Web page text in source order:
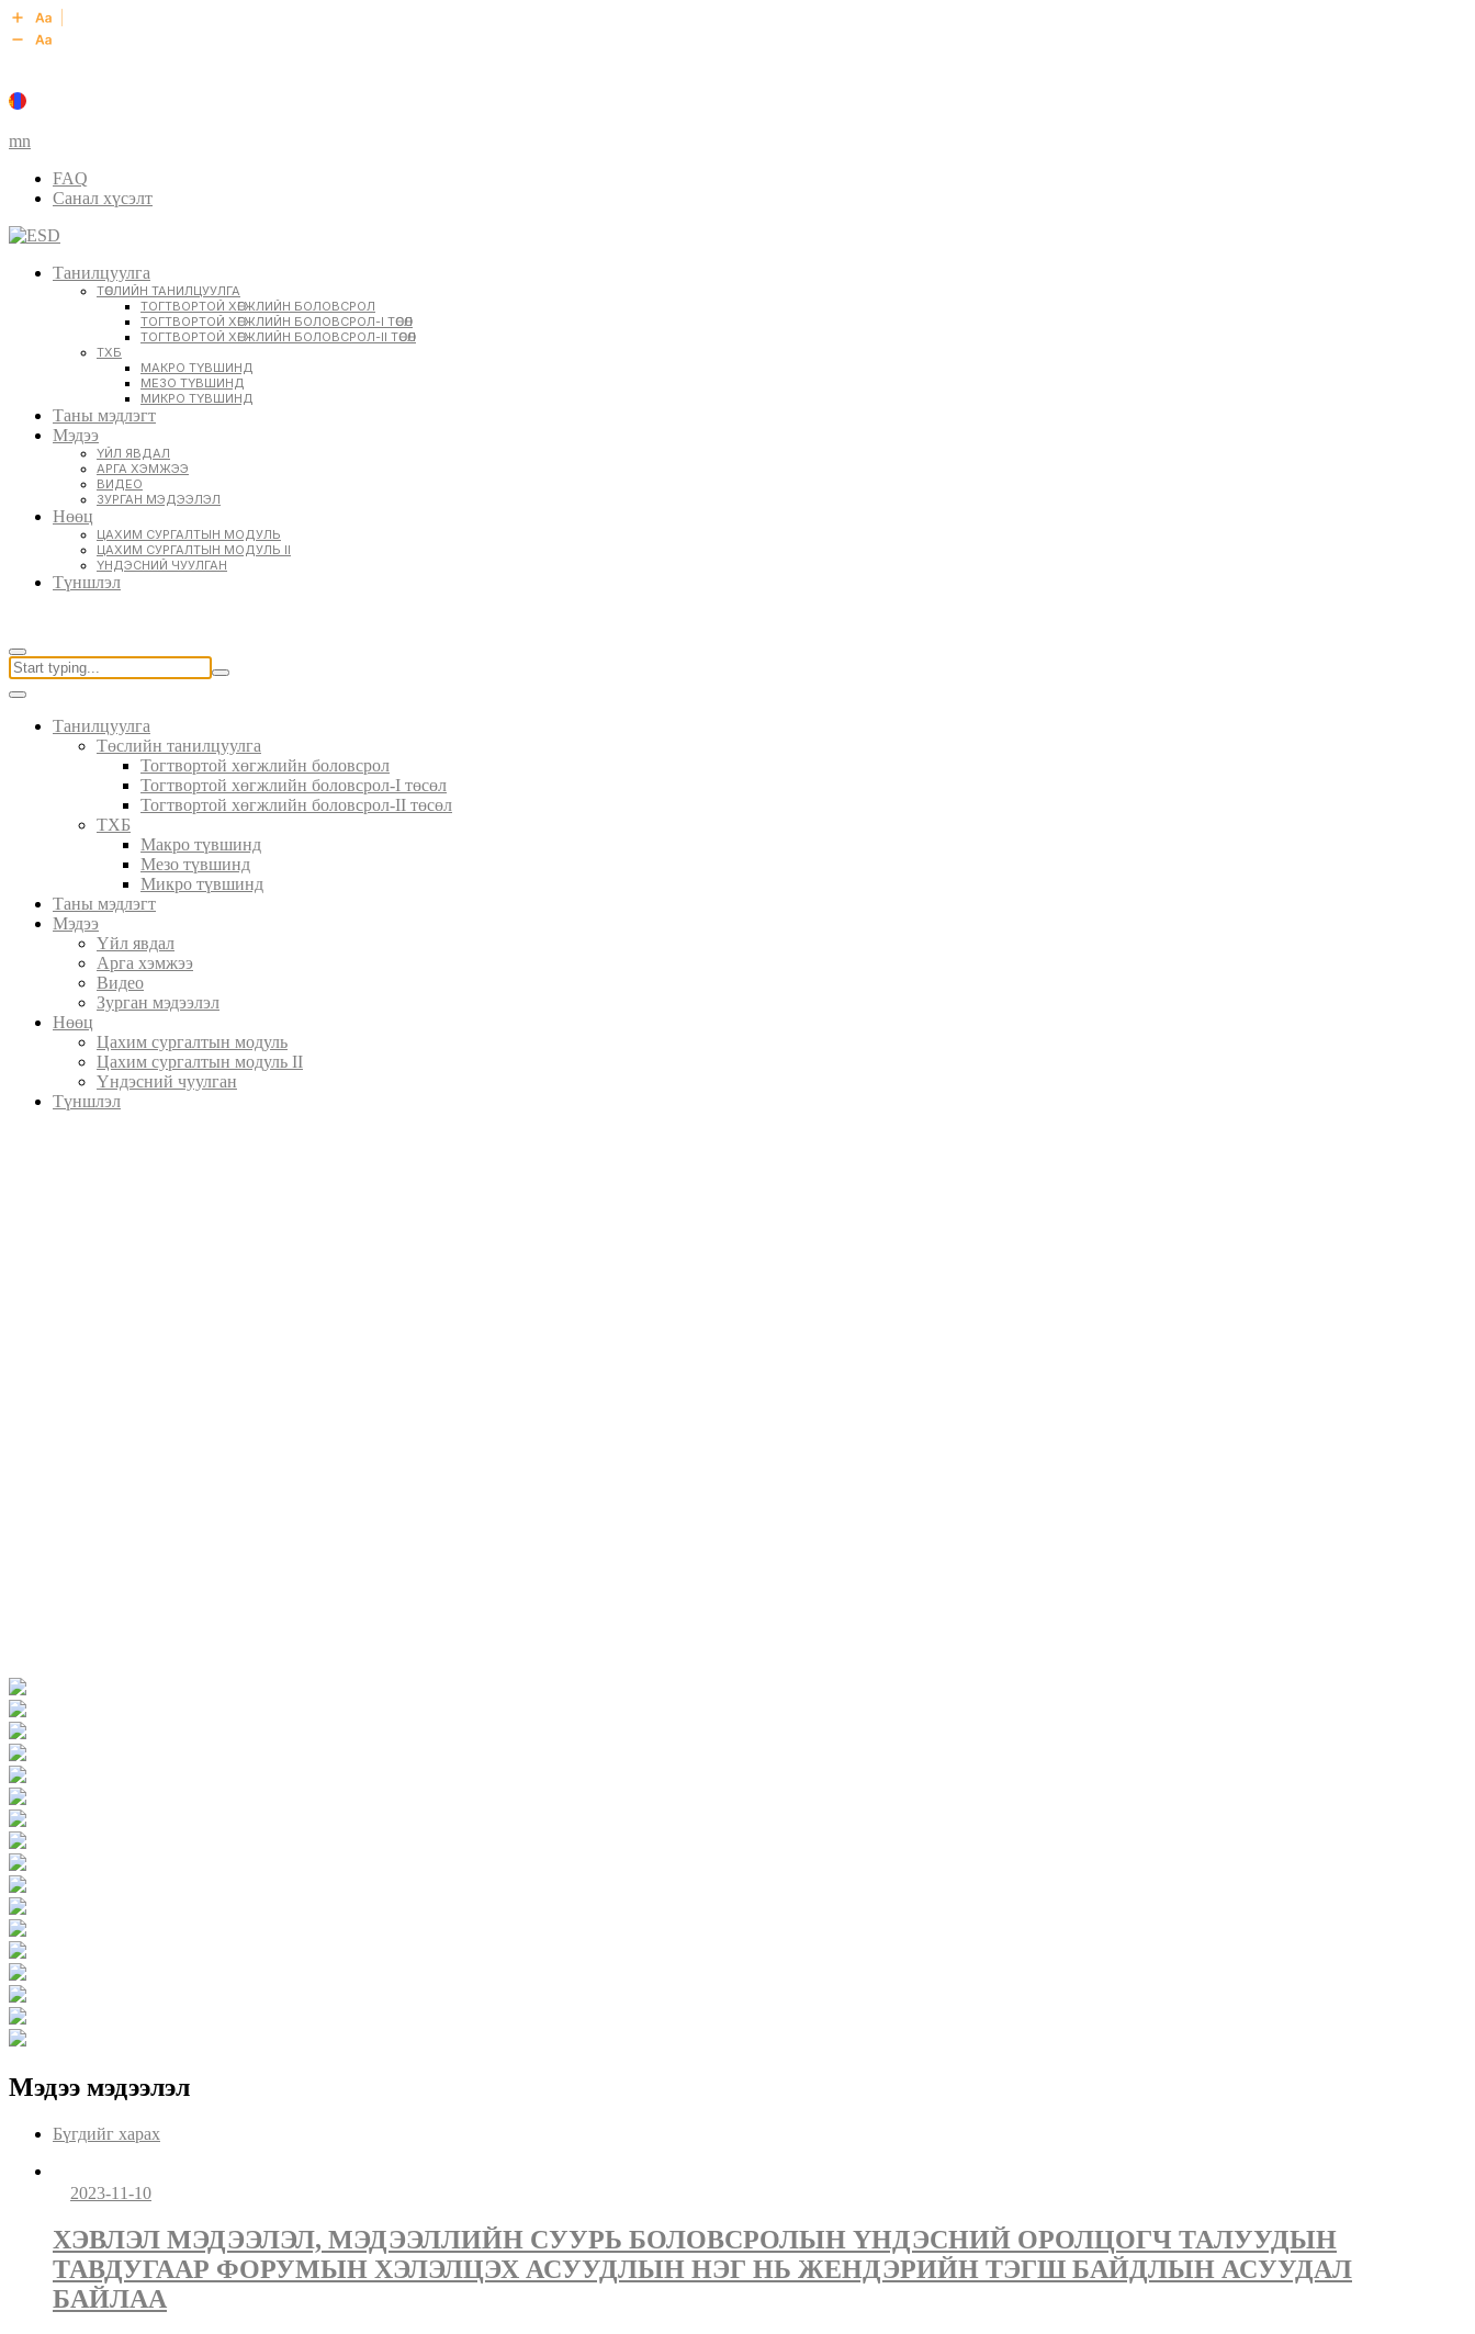
mn
FAQ
Санал хүсэлт
Танилцуулга
ТӨСЛИЙН ТАНИЛЦУУЛГА
ТОГТВОРТОЙ ХӨГЖЛИЙН БОЛОВСРОЛ
ТОГТВОРТОЙ ХӨГЖЛИЙН БОЛОВСРОЛ-I ТӨСӨЛ
ТОГТВОРТОЙ ХӨГЖЛИЙН БОЛОВСРОЛ-II ТӨСӨЛ
ТХБ
МАКРО ТҮВШИНД
МЕЗО ТҮВШИНД
МИКРО ТҮВШИНД
Таны мэдлэгт
Мэдээ
ҮЙЛ ЯВДАЛ
АРГА ХЭМЖЭЭ
ВИДЕО
ЗУРГАН МЭДЭЭЛЭЛ
Нөөц
ЦАХИМ СУРГАЛТЫН МОДУЛЬ
ЦАХИМ СУРГАЛТЫН МОДУЛЬ II
ҮНДЭСНИЙ ЧУУЛГАН
Түншлэл
Танилцуулга
Төслийн танилцуулга
Тогтвортой хөгжлийн боловсрол
Тогтвортой хөгжлийн боловсрол-I төсөл
Тогтвортой хөгжлийн боловсрол-II төсөл
ТХБ
Макро түвшинд
Мезо түвшинд
Микро түвшинд
Таны мэдлэгт
Мэдээ
Үйл явдал
Арга хэмжээ
Видео
Зурган мэдээлэл
Нөөц
Цахим сургалтын модуль
Цахим сургалтын модуль II
Үндэсний чуулган
Түншлэл
Мэдээ мэдээлэл
Бүгдийг харах
2023-11-10
ХЭВЛЭЛ МЭДЭЭЛЭЛ, МЭДЭЭЛЛИЙН СУУРЬ БОЛОВСРОЛЫН ҮНДЭСНИЙ ОРОЛЦОГЧ ТАЛУУДЫН
ТАВДУГААР ФОРУМЫН ХЭЛЭЛЦЭХ АСУУДЛЫН НЭГ НЬ ЖЕНДЭРИЙН ТЭГШ БАЙДЛЫН АСУУДАЛ
БАЙЛАА